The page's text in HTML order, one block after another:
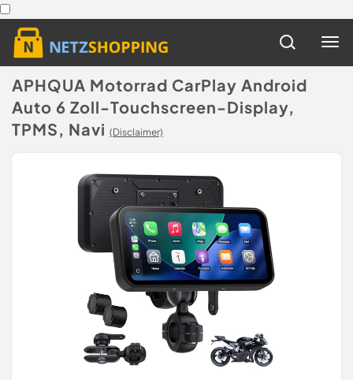
APHQUA Motorrad CarPlay Android
Auto 6 Zoll-Touchscreen-Display,
TPMS, Navi (Disclaimer)